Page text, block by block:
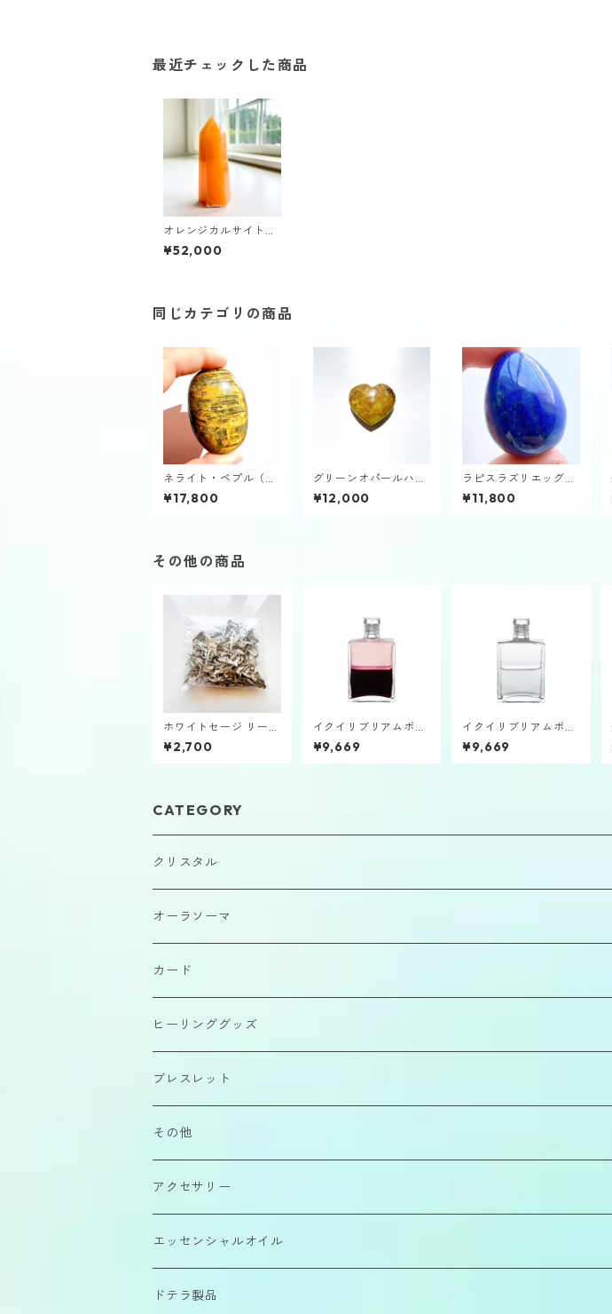
最近チェックした商品
オレンジカルサイトポ
イント①
¥52,000
同じカテゴリの商品
ネライト・ペプル（握
り石）
¥17,800
グリーンオパールハー
ト型
¥12,000
ラピスラズリエッグ型
①
¥11,800
その他の商品
ホワイトセージ リーフ
タイプ
¥2,700
イクイリブリアムボト
ルB110「大天使アンブ
リエル」
¥9,669
イクイリブリアムボト
ルB54「セラピスベ
イ」
¥9,669
CATEGORY
クリスタル
原石
磨きもの
カボション
さざれ石
オーラソーマ
イクイリブリアムボトル
ポマンダー
クイントエッセンス
エアーコンディショナー
カラーエッセンス
カード
ヒーリンググッズ
ブレスレット
その他
アクセサリー
エッセンシャルオイル
ドテラ製品